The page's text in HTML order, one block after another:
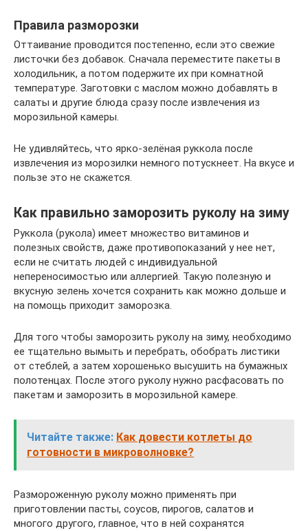
Правила разморозки
Оттаивание проводится постепенно, если это свежие
листочки без добавок. Сначала переместите пакеты в
холодильник, а потом подержите их при комнатной
температуре. Заготовки с маслом можно добавлять в
салаты и другие блюда сразу после извлечения из
морозильной камеры.
Не удивляйтесь, что ярко-зелёная руккола после
извлечения из морозилки немного потускнеет. На вкусе и
пользе это не скажется.
Как правильно заморозить руколу на зиму
Руккола (рукола) имеет множество витаминов и
полезных свойств, даже противопоказаний у нее нет,
если не считать людей с индивидуальной
непереносимостью или аллергией. Такую полезную и
вкусную зелень хочется сохранить как можно дольше и
на помощь приходит заморозка.
Для того чтобы заморозить руколу на зиму, необходимо
ее тщательно вымыть и перебрать, обобрать листики
от стеблей, а затем хорошенько высушить на бумажных
полотенцах. После этого руколу нужно расфасовать по
пакетам и заморозить в морозильной камере.
Читайте также: Как довести котлеты до
готовности в микроволновке?
Размороженную руколу можно применять при
приготовлении пасты, соусов, пирогов, салатов и
многого другого, главное, что в ней сохранятся